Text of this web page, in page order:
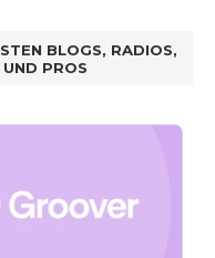
BLOGS, RADIOS,
PROS